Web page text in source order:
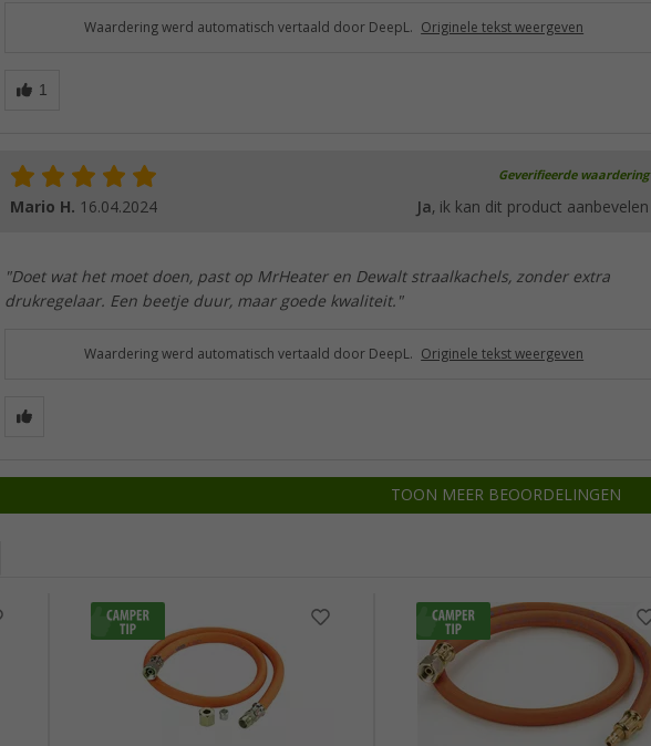
Waardering werd automatisch vertaald door DeepL. Originele tekst weergeven
Geverifieerde waardering
Mario H. 16.04.2024 Ja, ik kan dit product aanbevelen
"Doet wat het moet doen, past op MrHeater en Dewalt straalkachels, zonder extra
drukregelaar. Een beetje duur, maar goede kwaliteit."
Waardering werd automatisch vertaald door DeepL. Originele tekst weergeven
TOON MEER BEOORDELINGEN